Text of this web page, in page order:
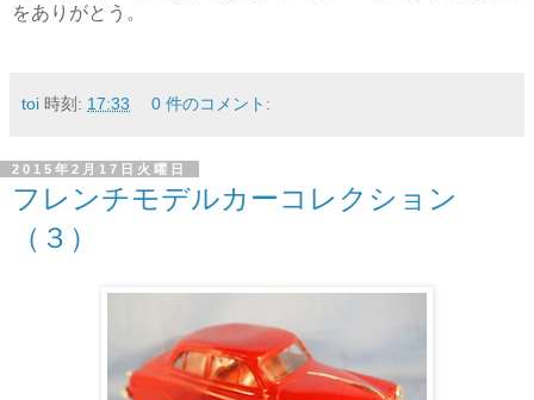
をありがとう。
toi 時刻: 17:33 0 件のコメント:
2015年2月17日火曜日
フレンチモデルカーコレクション
（３）